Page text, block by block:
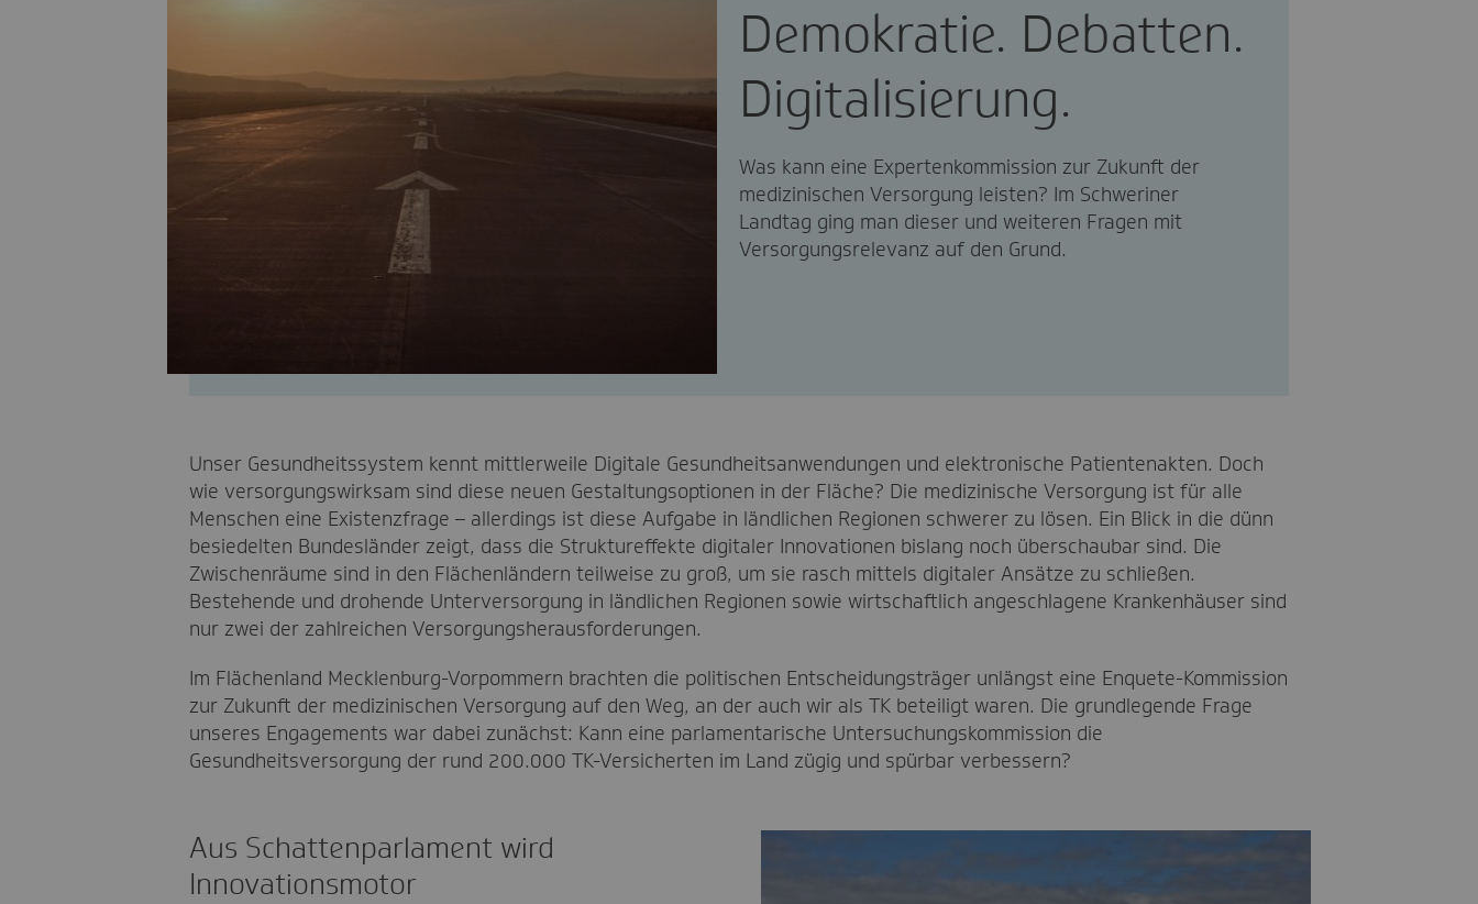
Demokratie. Debatten.
Digitalisierung.
Was kann eine Expertenkommission zur Zukunft der
medizinischen Versorgung leisten? Im Schweriner
Landtag ging man dieser und weiteren Fragen mit
Versorgungsrelevanz auf den Grund.
Unser Gesundheitssystem kennt mittlerweile Digitale Gesundheitsanwendungen und elektronische Patientenakten. Doch
wie versorgungswirksam sind diese neuen Gestaltungsoptionen in der Fläche? Die medizinische Versorgung ist für alle
Menschen eine Existenzfrage – allerdings ist diese Aufgabe in ländlichen Regionen schwerer zu lösen. Ein Blick in die dünn
besiedelten Bundesländer zeigt, dass die Struktureffekte digitaler Innovationen bislang noch überschaubar sind. Die
Zwischenräume sind in den Flächenländern teilweise zu groß, um sie rasch mittels digitaler Ansätze zu schließen.
Bestehende und drohende Unterversorgung in ländlichen Regionen sowie wirtschaftlich angeschlagene Krankenhäuser sind
nur zwei der zahlreichen Versorgungsherausforderungen.
Im Flächenland Mecklenburg-Vorpommern brachten die politischen Entscheidungsträger unlängst eine Enquete-Kommission
zur Zukunft der medizinischen Versorgung auf den Weg, an der auch wir als TK beteiligt waren. Die grundlegende Frage
unseres Engagements war dabei zunächst: Kann eine parlamentarische Untersuchungskommission die
Gesundheitsversorgung der rund 200.000 TK-Versicherten im Land zügig und spürbar verbessern?
Aus Schattenparlament wird
Innovationsmotor